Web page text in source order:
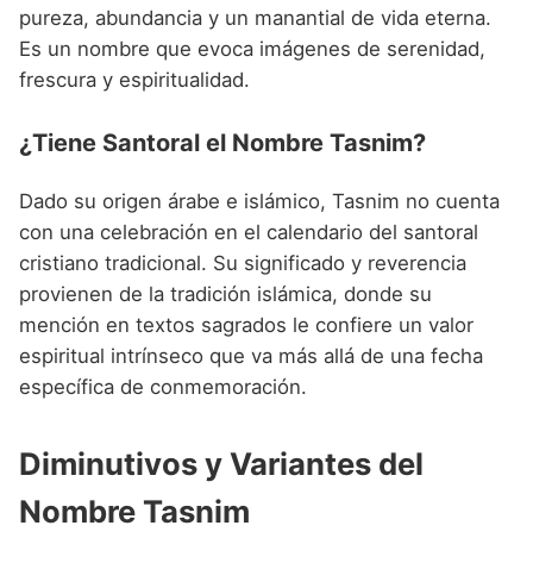
pureza, abundancia y un manantial de vida eterna.
Es un nombre que evoca imágenes de serenidad,
frescura y espiritualidad.
¿Tiene Santoral el Nombre Tasnim?
Dado su origen árabe e islámico, Tasnim no cuenta
con una celebración en el calendario del santoral
cristiano tradicional. Su significado y reverencia
provienen de la tradición islámica, donde su
mención en textos sagrados le confiere un valor
espiritual intrínseco que va más allá de una fecha
específica de conmemoración.
Diminutivos y Variantes del
Nombre Tasnim